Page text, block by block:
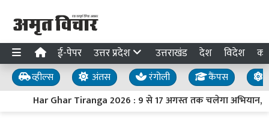
ई-पेपर उत्तर प्रदेश उत्तराखंड देश विदेश
व्हील्स अंतस रंगोली कैंपस
Har Ghar Tiranga 2026 : 9 से 17 अगस्त तक चलेगा अभियान,